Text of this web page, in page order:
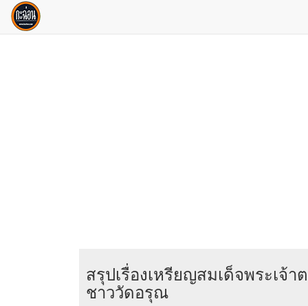
สรุปเรื่องเหรียญสมเด็จพระเจ้
ชาววัดอรุณ